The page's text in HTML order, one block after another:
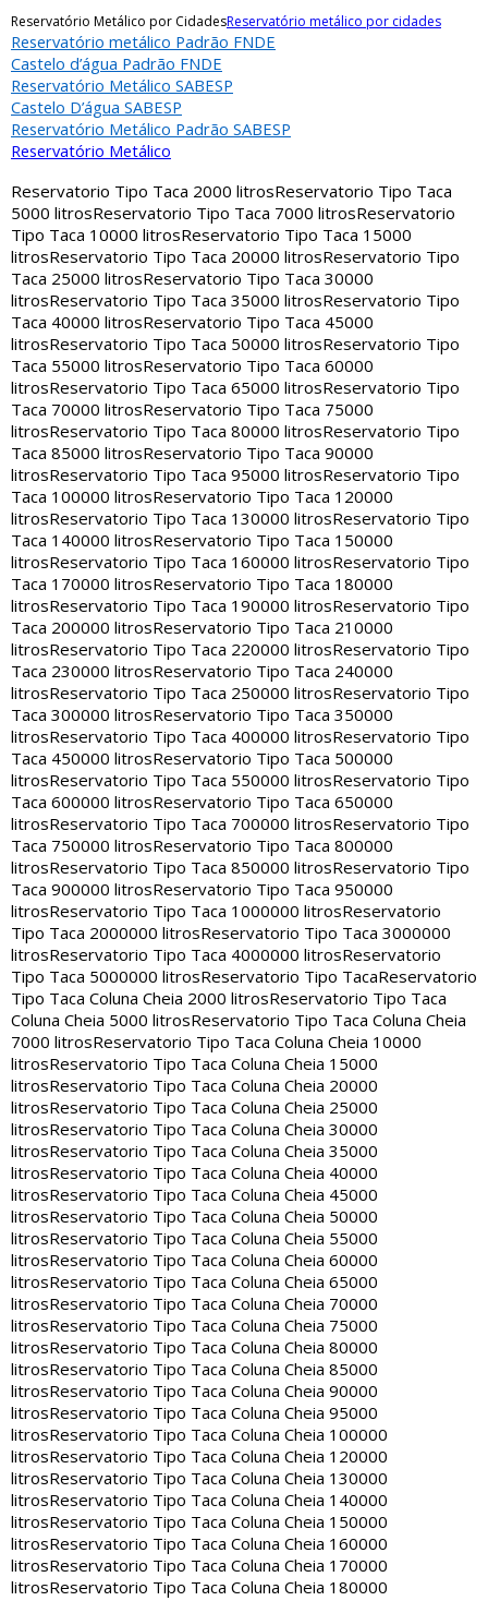
Reservatório Metálico por CidadesReservatório metálico por cidades
Reservatório metálico Padrão FNDE
Castelo d’água Padrão FNDE
Reservatório Metálico SABESP
Castelo D’água SABESP
Reservatório Metálico Padrão SABESP
Reservatório Metálico
Reservatorio Tipo Taca 2000 litrosReservatorio Tipo Taca
5000 litrosReservatorio Tipo Taca 7000 litrosReservatorio
Tipo Taca 10000 litrosReservatorio Tipo Taca 15000
litrosReservatorio Tipo Taca 20000 litrosReservatorio Tipo
Taca 25000 litrosReservatorio Tipo Taca 30000
litrosReservatorio Tipo Taca 35000 litrosReservatorio Tipo
Taca 40000 litrosReservatorio Tipo Taca 45000
litrosReservatorio Tipo Taca 50000 litrosReservatorio Tipo
Taca 55000 litrosReservatorio Tipo Taca 60000
litrosReservatorio Tipo Taca 65000 litrosReservatorio Tipo
Taca 70000 litrosReservatorio Tipo Taca 75000
litrosReservatorio Tipo Taca 80000 litrosReservatorio Tipo
Taca 85000 litrosReservatorio Tipo Taca 90000
litrosReservatorio Tipo Taca 95000 litrosReservatorio Tipo
Taca 100000 litrosReservatorio Tipo Taca 120000
litrosReservatorio Tipo Taca 130000 litrosReservatorio Tipo
Taca 140000 litrosReservatorio Tipo Taca 150000
litrosReservatorio Tipo Taca 160000 litrosReservatorio Tipo
Taca 170000 litrosReservatorio Tipo Taca 180000
litrosReservatorio Tipo Taca 190000 litrosReservatorio Tipo
Taca 200000 litrosReservatorio Tipo Taca 210000
litrosReservatorio Tipo Taca 220000 litrosReservatorio Tipo
Taca 230000 litrosReservatorio Tipo Taca 240000
litrosReservatorio Tipo Taca 250000 litrosReservatorio Tipo
Taca 300000 litrosReservatorio Tipo Taca 350000
litrosReservatorio Tipo Taca 400000 litrosReservatorio Tipo
Taca 450000 litrosReservatorio Tipo Taca 500000
litrosReservatorio Tipo Taca 550000 litrosReservatorio Tipo
Taca 600000 litrosReservatorio Tipo Taca 650000
litrosReservatorio Tipo Taca 700000 litrosReservatorio Tipo
Taca 750000 litrosReservatorio Tipo Taca 800000
litrosReservatorio Tipo Taca 850000 litrosReservatorio Tipo
Taca 900000 litrosReservatorio Tipo Taca 950000
litrosReservatorio Tipo Taca 1000000 litrosReservatorio
Tipo Taca 2000000 litrosReservatorio Tipo Taca 3000000
litrosReservatorio Tipo Taca 4000000 litrosReservatorio
Tipo Taca 5000000 litrosReservatorio Tipo TacaReservatorio
Tipo Taca Coluna Cheia 2000 litrosReservatorio Tipo Taca
Coluna Cheia 5000 litrosReservatorio Tipo Taca Coluna Cheia
7000 litrosReservatorio Tipo Taca Coluna Cheia 10000
litrosReservatorio Tipo Taca Coluna Cheia 15000
litrosReservatorio Tipo Taca Coluna Cheia 20000
litrosReservatorio Tipo Taca Coluna Cheia 25000
litrosReservatorio Tipo Taca Coluna Cheia 30000
litrosReservatorio Tipo Taca Coluna Cheia 35000
litrosReservatorio Tipo Taca Coluna Cheia 40000
litrosReservatorio Tipo Taca Coluna Cheia 45000
litrosReservatorio Tipo Taca Coluna Cheia 50000
litrosReservatorio Tipo Taca Coluna Cheia 55000
litrosReservatorio Tipo Taca Coluna Cheia 60000
litrosReservatorio Tipo Taca Coluna Cheia 65000
litrosReservatorio Tipo Taca Coluna Cheia 70000
litrosReservatorio Tipo Taca Coluna Cheia 75000
litrosReservatorio Tipo Taca Coluna Cheia 80000
litrosReservatorio Tipo Taca Coluna Cheia 85000
litrosReservatorio Tipo Taca Coluna Cheia 90000
litrosReservatorio Tipo Taca Coluna Cheia 95000
litrosReservatorio Tipo Taca Coluna Cheia 100000
litrosReservatorio Tipo Taca Coluna Cheia 120000
litrosReservatorio Tipo Taca Coluna Cheia 130000
litrosReservatorio Tipo Taca Coluna Cheia 140000
litrosReservatorio Tipo Taca Coluna Cheia 150000
litrosReservatorio Tipo Taca Coluna Cheia 160000
litrosReservatorio Tipo Taca Coluna Cheia 170000
litrosReservatorio Tipo Taca Coluna Cheia 180000